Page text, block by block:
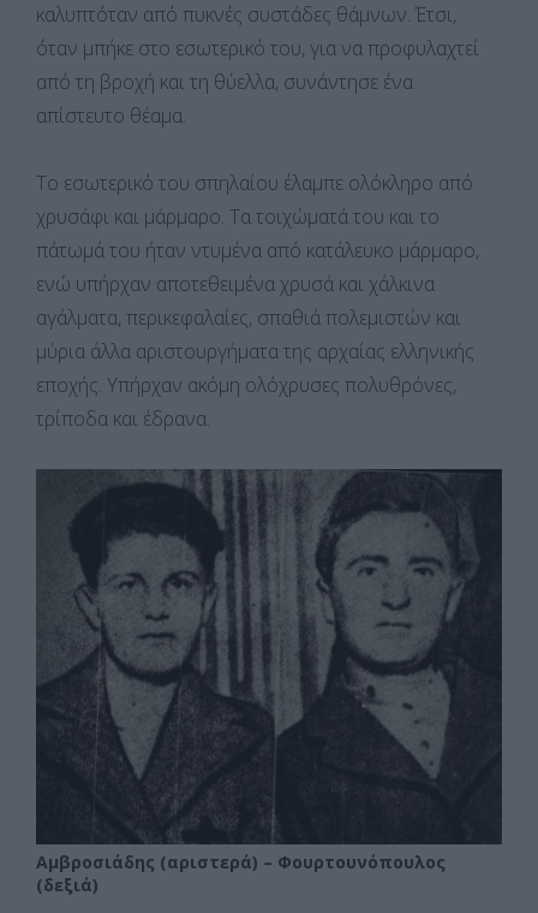
καλυπτόταν από πυκνές συστάδες θάμνων. Έτσι,
όταν μπήκε στο εσωτερικό του, για να προφυλαχτεί
από τη βροχή και τη θύελλα, συνάντησε ένα
απίστευτο θέαμα.
Το εσωτερικό του σπηλαίου έλαμπε ολόκληρο από
χρυσάφι και μάρμαρο. Τα τοιχώματά του και το
πάτωμά του ήταν ντυμένα από κατάλευκο μάρμαρο,
ενώ υπήρχαν αποτεθειμένα χρυσά και χάλκινα
αγάλματα, περικεφαλαίες, σπαθιά πολεμιστών και
μύρια άλλα αριστουργήματα της αρχαίας ελληνικής
εποχής. Υπήρχαν ακόμη ολόχρυσες πολυθρόνες,
τρίποδα και έδρανα.
Αμβροσιάδης (αριστερά) – Φουρτουνόπουλος
(δεξιά)